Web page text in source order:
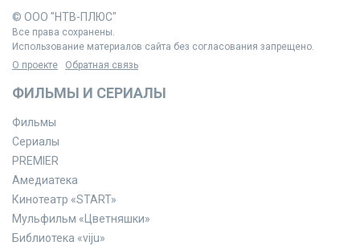
© ООО "НТВ-ПЛЮС"
Все права сохранены.
Использование материалов сайта без согласования запрещено.
О проекте
Обратная связь
ФИЛЬМЫ И СЕРИАЛЫ
Фильмы
Сериалы
PREMIER
Амедиатека
Кинотеатр «START»
Мульфильм «Цветняшки»
Библиотека «viju»